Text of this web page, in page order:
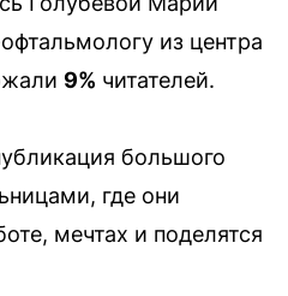
из центра
9% читателей.
большого
где они
мечтах и поделятся